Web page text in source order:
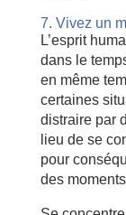
7. Vivez un
L’esprit
dans le
en même
certaines
distraire par
lieu de se
pour
des